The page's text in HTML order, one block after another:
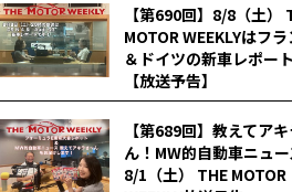
【第690回】8/8（土）
MOTOR WEEKLYはフ
＆ドイツの新車レポー
【放送予告】
【第689回】教えてア
ん！MW的自動車ニュー
8/1（土） THE MOTOR